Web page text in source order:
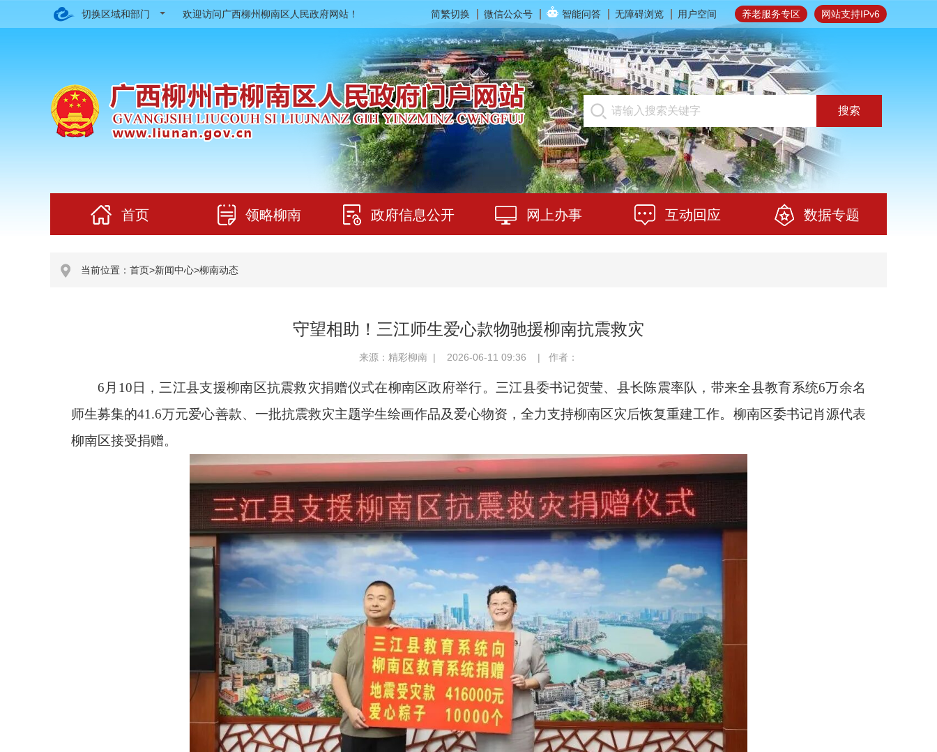
切换区域和部门 网站支持IPv6
养老服务专区
简繁切换 微信公众号 智能问答 无障碍浏览 用户空间
欢迎访问广西柳州柳南区人民政府网站！
搜索
首页 领略柳南 政府信息公开 网上办事 互动回应 数据专题
当前位置： 首页>新闻中心>柳南动态
守望相助！三江师生爱心款物驰援柳南抗震救灾
来源：精彩柳南 | 2026-06-11 09:36 | 作者：
6月10日，三江县支援柳南区抗震救灾捐赠仪式在柳南区政府举行。三江县委书记贺莹、县长陈震率队，带来全县教育系统6万余名
师生募集的41.6万元爱心善款、一批抗震救灾主题学生绘画作品及爱心物资，全力支持柳南区灾后恢复重建工作。柳南区委书记肖源代表
柳南区接受捐赠。